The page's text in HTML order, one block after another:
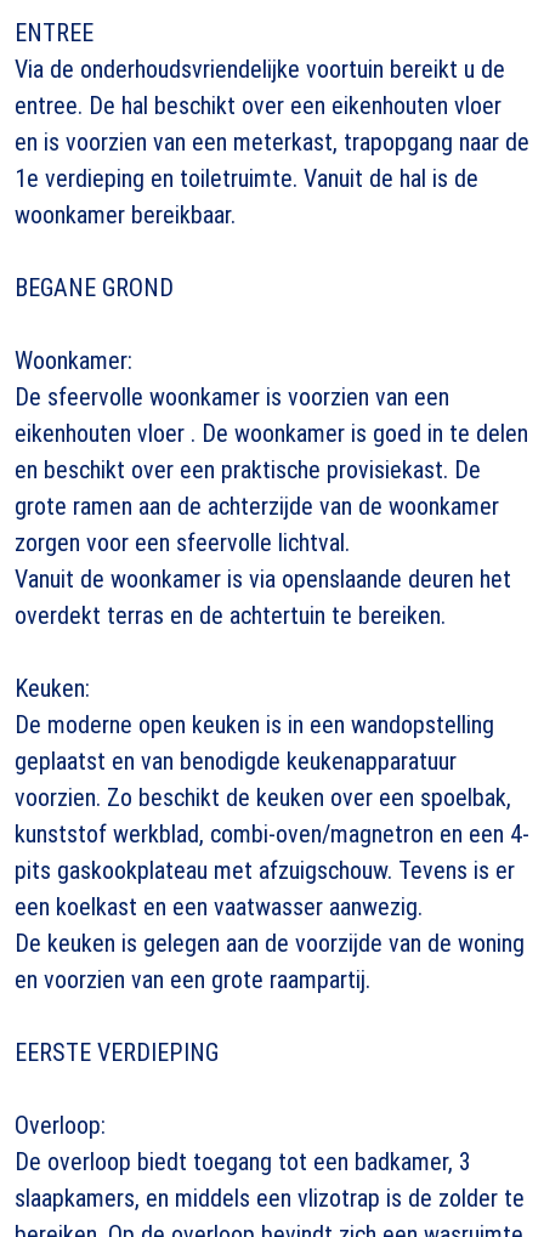
ENTREE
Via de onderhoudsvriendelijke voortuin bereikt u de
entree. De hal beschikt over een eikenhouten vloer
en is voorzien van een meterkast, trapopgang naar de
1e verdieping en toiletruimte. Vanuit de hal is de
woonkamer bereikbaar.
BEGANE GROND
Woonkamer:
De sfeervolle woonkamer is voorzien van een
eikenhouten vloer . De woonkamer is goed in te delen
en beschikt over een praktische provisiekast. De
grote ramen aan de achterzijde van de woonkamer
zorgen voor een sfeervolle lichtval.
Vanuit de woonkamer is via openslaande deuren het
overdekt terras en de achtertuin te bereiken.
Keuken:
De moderne open keuken is in een wandopstelling
geplaatst en van benodigde keukenapparatuur
voorzien. Zo beschikt de keuken over een spoelbak,
kunststof werkblad, combi-oven/magnetron en een 4-
pits gaskookplateau met afzuigschouw. Tevens is er
een koelkast en een vaatwasser aanwezig.
De keuken is gelegen aan de voorzijde van de woning
en voorzien van een grote raampartij.
EERSTE VERDIEPING
Overloop:
De overloop biedt toegang tot een badkamer, 3
slaapkamers, en middels een vlizotrap is de zolder te